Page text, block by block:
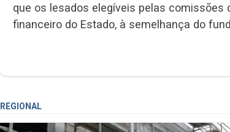
que os lesados elegíveis pelas
financeiro do Estado, à semelhança do
REGIONAL